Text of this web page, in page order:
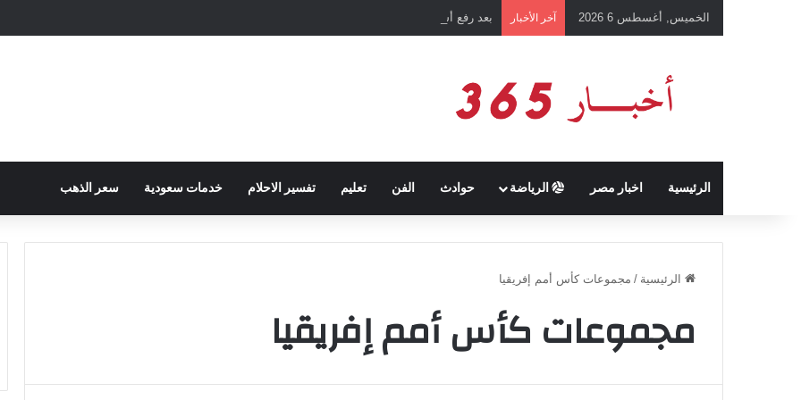
الخميس, أغسطس 6 2026 آخر الأخبار بعد رفع أسعار شرائح الكهرباء … وزارة التموين توجه تحذير لأصحاب المخابز من رفع أسعار الخبز
الرئيسية اخبار مصر الرياضة حوادث الفن تعليم تفسير الاحلام خدمات سعودية سعر الذهب
الرئيسية / مجموعات كأس أمم إفريقيا
مجموعات كأس أمم إفريقيا